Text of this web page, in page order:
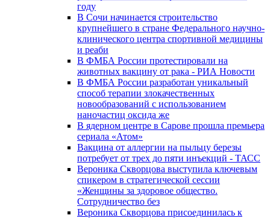
году
В Сочи начинается строительство
крупнейшего в стране Федерального научно-
клинического центра спортивной медицины
и реаби
В ФМБА России протестировали на
животных вакцину от рака - РИА Новости
В ФМБА России разработан уникальный
способ терапии злокачественных
новообразований с использованием
наночастиц оксида же
В ядерном центре в Сарове прошла премьера
сериала «Атом»
Вакцина от аллергии на пыльцу березы
потребует от трех до пяти инъекций - ТАСС
Вероника Скворцова выступила ключевым
спикером в стратегической сессии
«Женщины за здоровое общество.
Сотрудничество без
Вероника Скворцова присоединилась к